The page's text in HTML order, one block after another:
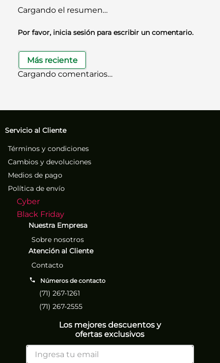
Cargando el resumen…
Por favor, inicia sesión para escribir un comentario.
Más reciente
Cargando comentarios…
Servicio al Cliente
Términos y condiciones
Cambios y devoluciones
Medios de pago
Política de envío
Cyber
Black Friday
Nuestra Empresa
Sobre nosotros
Atención al Cliente
Contacto
Números de contacto
(71) 267-1261
(71) 267-2555
Los mejores descuentos y
ofertas exclusivos